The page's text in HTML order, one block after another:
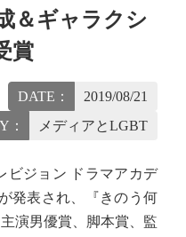
＆ギャラクシ
賞
DATE：
2019/08/21
：
メディアとLGBT
ビジョン ドラマアカデ
発表され、『きのう何
演男優賞、脚本賞、監